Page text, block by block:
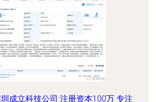
成立科技公司 注册资本100万 专注